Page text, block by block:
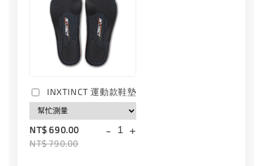
INXTINCT 運動款鞋墊
NT$ 690.00
NT$ 790.00
- +